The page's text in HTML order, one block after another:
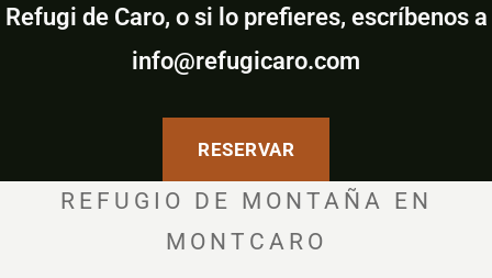
Refugi de Caro, o si lo prefieres, escríbenos a
info@refugicaro.com
RESERVAR
REFUGIO DE MONTAÑA EN
MONTCARO